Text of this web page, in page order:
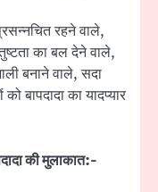
रहने वाले,
का बल देने वाले,
बनाने वाले, सदा
बापदादा का यादप्यार
की मुलाकात:-